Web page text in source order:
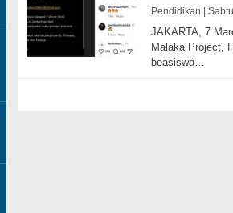
Pendidikan |
JAKARTA, 7
Malaka Project,
beasiswa…